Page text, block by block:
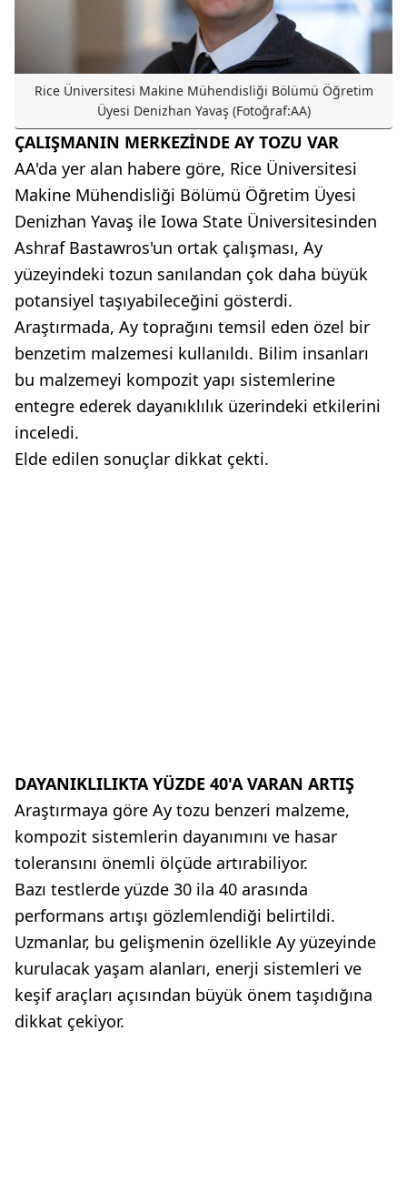
Rice Üniversitesi Makine Mühendisliği Bölümü Öğretim
Üyesi Denizhan Yavaş (Fotoğraf:AA)
ÇALIŞMANIN MERKEZİNDE AY TOZU VAR
AA'da yer alan habere göre, Rice Üniversitesi
Makine Mühendisliği Bölümü Öğretim Üyesi
Denizhan Yavaş ile Iowa State Üniversitesinden
Ashraf Bastawros'un ortak çalışması, Ay
yüzeyindeki tozun sanılandan çok daha büyük
potansiyel taşıyabileceğini gösterdi.
Araştırmada, Ay toprağını temsil eden özel bir
benzetim malzemesi kullanıldı. Bilim insanları
bu malzemeyi kompozit yapı sistemlerine
entegre ederek dayanıklılık üzerindeki etkilerini
inceledi.
Elde edilen sonuçlar dikkat çekti.
DAYANIKLILIKTA YÜZDE 40'A VARAN ARTIŞ
Araştırmaya göre Ay tozu benzeri malzeme,
kompozit sistemlerin dayanımını ve hasar
toleransını önemli ölçüde artırabiliyor.
Bazı testlerde yüzde 30 ila 40 arasında
performans artışı gözlemlendiği belirtildi.
Uzmanlar, bu gelişmenin özellikle Ay yüzeyinde
kurulacak yaşam alanları, enerji sistemleri ve
keşif araçları açısından büyük önem taşıdığına
dikkat çekiyor.